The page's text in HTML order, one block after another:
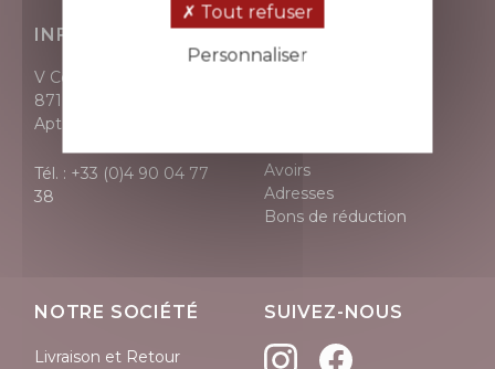
INFORMATIONS
V Comme Vin
871, avenue Victor Hugo
Apt - 84400
Tél. : +33 (0)4 90 04 77
38
VOTRE COMPTE
Avoirs
Adresses
Bons de réduction
NOTRE SOCIÉTÉ
Livraison et Retour
SUIVEZ-NOUS
Tout refuser
Personnaliser